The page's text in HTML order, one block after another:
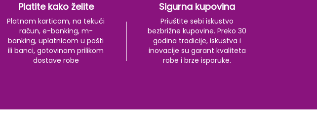
Platite kako želite
Platnom karticom, na tekući
račun, e-banking, m-
banking, uplatnicom u pošti
ili banci, gotovinom prilikom
dostave robe
Sigurna kupovina
Priuštite sebi iskustvo
bezbrižne kupovine. Preko 30
godina tradicije, iskustva i
inovacije su garant kvaliteta
robe i brze isporuke.